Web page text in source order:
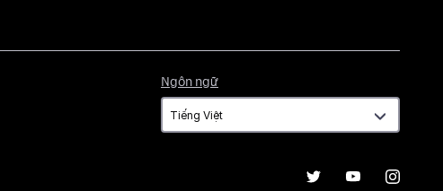
Ngôn ngữ
ngữ